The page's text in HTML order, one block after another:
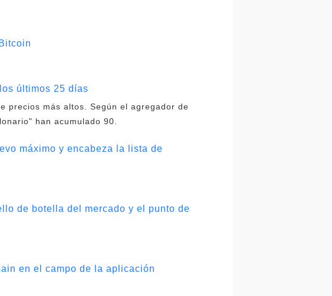
últimos 25 días
precios más altos. Según el agregador de
han acumulado 90.
máximo y encabeza la lista de
de botella del mercado y el punto de
en el campo de la aplicación